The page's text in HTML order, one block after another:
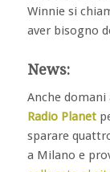
Winnie si
aver bisogno
News:
Anche domani
Radio Planet
sparare
a Milano e